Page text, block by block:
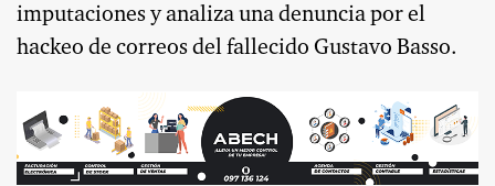
imputaciones y analiza una denuncia por el
hackeo de correos del fallecido Gustavo Basso.